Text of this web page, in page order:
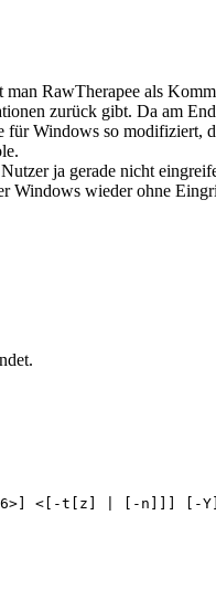
RawTherapee als
zurück gibt. Da am
Windows so modifiziert,
ja gerade nicht
Windows wieder ohne
<[-t[z] | [-n]]] [-Y]